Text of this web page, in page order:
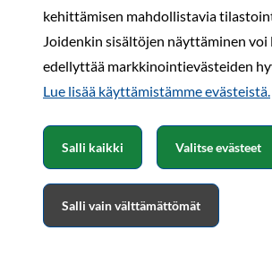
kehittämisen mahdollistavia
Joidenkin sisältöjen näyttäminen voi
edellyttää markkinointievästeiden
Lue lisää käyttämistämme evästeistä.​​​​​​
Salli kaikki
Salli vain välttämättömät
Valitse evästeet
mukaisesti muihin hommiin, jolloin
hoitolaitokset jäävät ilman hoitajia.
Opettajina tulevat työskentelemään
päässeet ylioppilaat, kun kukaan ei
koulutukseen.